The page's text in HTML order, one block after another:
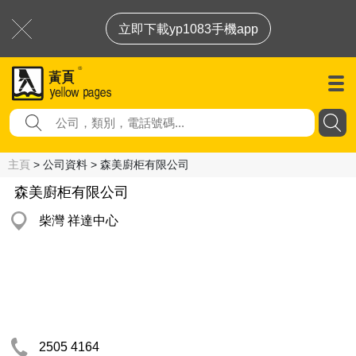
立即下載yp1083手機app
主頁 > 公司資料 > 森美廚柜有限公司
森美廚柜有限公司
柴灣 祥達中心
2505 4164